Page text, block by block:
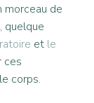
de
quelque
et le
ces
corps.